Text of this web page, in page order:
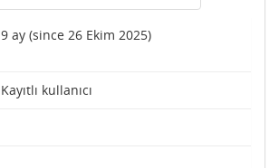
9 ay (since 26 Ekim 2025)
Kayıtlı kullanıcı